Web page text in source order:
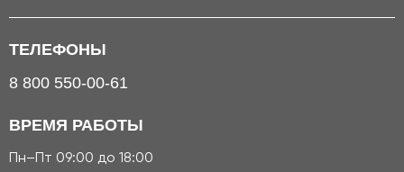
ТЕЛЕФОНЫ
8 800 550-00-61
ВРЕМЯ РАБОТЫ
Пн–Пт 09:00 до 18:00